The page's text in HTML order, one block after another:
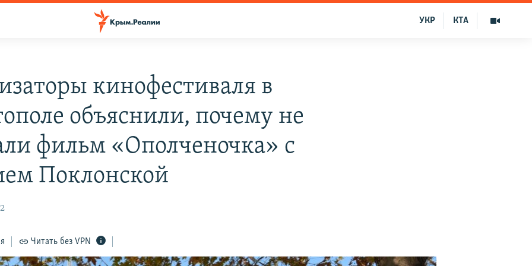
КТА
УКР
кинофестиваля в
объяснили, почему не
фильм «Ополченочка» с
Поклонской
Читать без VPN